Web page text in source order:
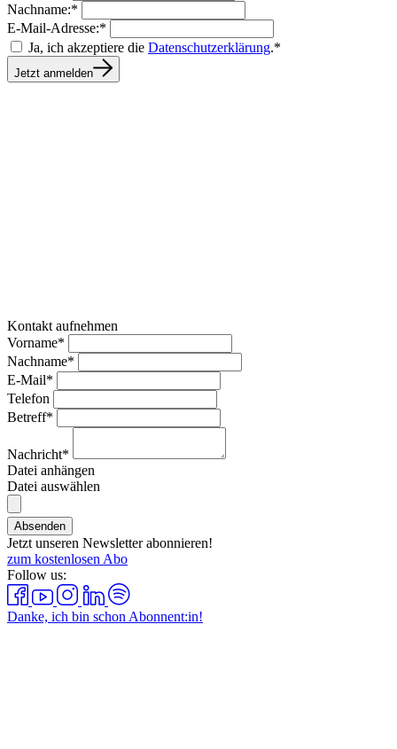
Nachname:*
E-Mail-Adresse:*
Ja, ich akzeptiere die Datenschutzerklärung.*
Jetzt anmelden
Kontakt aufnehmen
Vorname*
Nachname*
E-Mail*
Telefon
Betreff*
Nachricht*
Datei anhängen
Datei auswählen
Absenden
Jetzt unseren Newsletter abonnieren!
zum kostenlosen Abo
Follow us:
Danke, ich bin schon Abonnent:in!